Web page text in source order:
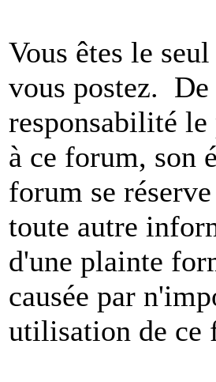
Vous êtes le
vous postez. De
responsabilité
à ce forum, son
forum se
toute autre
d'une plainte
causée par
utilisation de ce